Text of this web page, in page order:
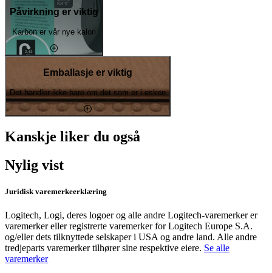
Påvirkning er viktig
Karbon er vår nye kalori
Emballasje er viktig
Det handler ikke bare om det som er i esken
Kanskje liker du også
Nylig vist
Juridisk varemerkeerklæring
Logitech, Logi, deres logoer og alle andre Logitech-varemerker er
varemerker eller registrerte varemerker for Logitech Europe S.A.
og/eller dets tilknyttede selskaper i USA og andre land. Alle andre
tredjeparts varemerker tilhører sine respektive eiere. Se alle
varemerker